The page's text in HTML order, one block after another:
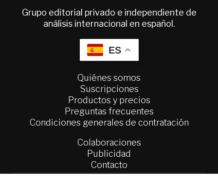
Grupo editorial privado e independiente de
análisis internacional en español.
ES
Quiénes somos
Suscripciones
Productos y precios
Preguntas frecuentes
Condiciones generales de contratación
Colaboraciones
Publicidad
Contacto